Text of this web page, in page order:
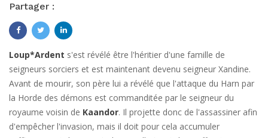
Partager :
Loup*Ardent s'est révélé être l'héritier d'une famille de
seigneurs sorciers et est maintenant devenu seigneur Xandine.
Avant de mourir, son père lui a révélé que l'attaque du Harn par
la Horde des démons est commanditée par le seigneur du
royaume voisin de Kaandor. Il projette donc de l'assassiner afin
d'empêcher l'invasion, mais il doit pour cela accumuler